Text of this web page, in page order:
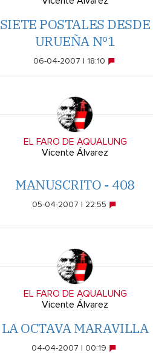
SIETE POSTALES DESDE
URUEÑA Nº1
06-04-2007 | 18:10
EL FARO DE AQUALUNG
Vicente Álvarez
MANUSCRITO - 408
05-04-2007 | 22:55
EL FARO DE AQUALUNG
Vicente Álvarez
LA OCTAVA MARAVILLA
04-04-2007 | 00:19